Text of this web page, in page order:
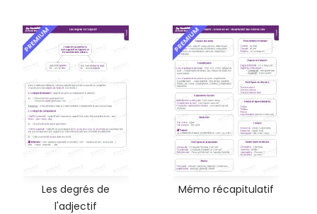
PREMIUM
Les degrés de
l'adjectif
PREMIUM
Mémo récapitulatif